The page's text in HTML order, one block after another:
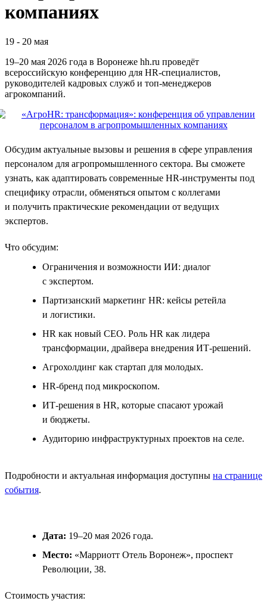
компаниях
19 - 20 мая
19–20 мая 2026 года в Воронеже hh.ru проведёт
всероссийскую конференцию для HR‑специалистов,
руководителей кадровых служб и топ‑менеджеров
агрокомпаний.
Обсудим актуальные вызовы и решения в сфере управления
персоналом для агропромышленного сектора. Вы сможете
узнать, как адаптировать современные HR‑инструменты под
специфику отрасли, обменяться опытом с коллегами
и получить практические рекомендации от ведущих
экспертов.
Что обсудим:
Ограничения и возможности ИИ: диалог
с экспертом.
Партизанский маркетинг HR: кейсы ретейла
и логистики.
HR как новый CEO. Роль HR как лидера
трансформации, драйвера внедрения ИТ-решений.
Агрохолдинг как стартап для молодых.
HR-бренд под микроскопом.
ИТ-решения в HR, которые спасают урожай
и бюджеты.
Аудиторию инфраструктурных проектов на селе.
Подробности и актуальная информация доступны на странице
события.
Дата: 19–20 мая 2026 года.
Место: «Марриотт Отель Воронеж», проспект
Революции, 38.
Стоимость участия: